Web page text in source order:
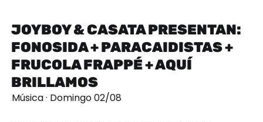
JOYBOY & CASATA PRESENTAN:
FONOSIDA + PARACAIDISTAS +
FRUCOLA FRAPPÉ + AQUÍ
BRILLAMOS
Música · Domingo 02/08